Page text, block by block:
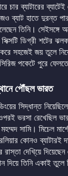
চার ব্যাটারের
ব্যাট হাতে দুরন্ত
তিনি। সেইসঙ্গে
ডিগ্রী শটের
সহজেই জয় তুলে
পকেটে পুরে
পৌঁছল ভারত
সিদ্ধান্ত
ভরসা রেখেছিল
সামি। মিচেল
কোনও ব্যাটারই
রাস্তা দেখি্য়ে
দিয়ে তিনি একাই